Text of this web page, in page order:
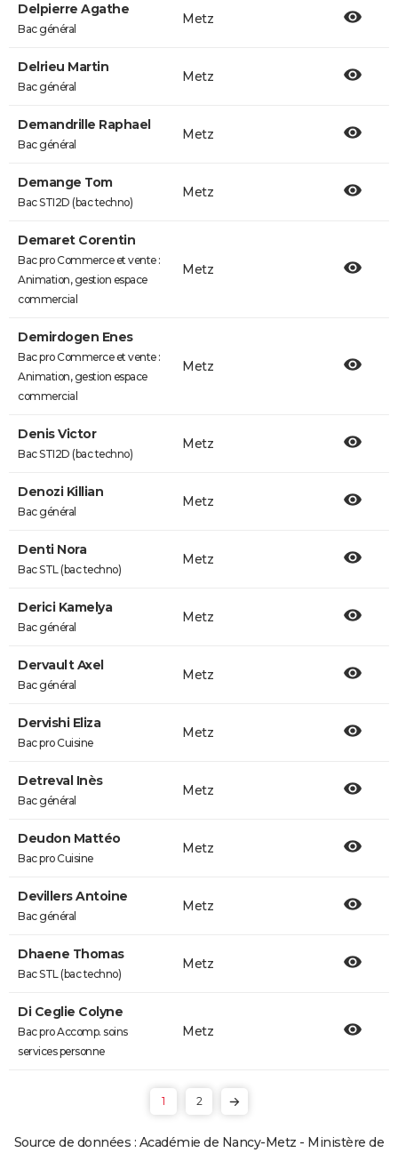
Delpierre Agathe
Bac général
Metz
Delrieu Martin
Bac général
Metz
Demandrille Raphael
Bac général
Metz
Demange Tom
Bac STI2D (bac techno)
Metz
Demaret Corentin
Bac pro Commerce et vente :
Animation, gestion espace
commercial
Metz
Demirdogen Enes
Bac pro Commerce et vente :
Animation, gestion espace
commercial
Metz
Denis Victor
Bac STI2D (bac techno)
Metz
Denozi Killian
Bac général
Metz
Denti Nora
Bac STL (bac techno)
Metz
Derici Kamelya
Bac général
Metz
Dervault Axel
Bac général
Metz
Dervishi Eliza
Bac pro Cuisine
Metz
Detreval Inès
Bac général
Metz
Deudon Mattéo
Bac pro Cuisine
Metz
Devillers Antoine
Bac général
Metz
Dhaene Thomas
Bac STL (bac techno)
Metz
Di Ceglie Colyne
Bac pro Accomp. soins
services personne
Metz
1 2
Source de données : Académie de Nancy-Metz - Ministère de